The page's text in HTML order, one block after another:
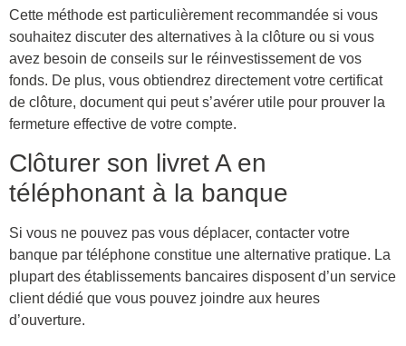
Cette méthode est particulièrement recommandée si vous
souhaitez discuter des alternatives à la clôture ou si vous
avez besoin de conseils sur le réinvestissement de vos
fonds. De plus, vous obtiendrez directement votre certificat
de clôture, document qui peut s’avérer utile pour prouver la
fermeture effective de votre compte.
Clôturer son livret A en
téléphonant à la banque
Si vous ne pouvez pas vous déplacer, contacter votre
banque par téléphone constitue une alternative pratique. La
plupart des établissements bancaires disposent d’un service
client dédié que vous pouvez joindre aux heures
d’ouverture.